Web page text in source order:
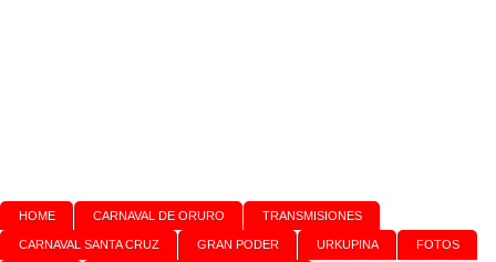
HOME CARNAVAL DE ORURO TRANSMISIONES
CARNAVAL SANTA CRUZ GRAN PODER URKUPINA FOTOS